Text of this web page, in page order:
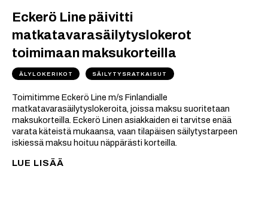
Eckerö Line päivitti
matkatavarasäilytyslokerot
toimimaan maksukorteilla
ÄLYLOKERIKOT SÄILYTYSRATKAISUT
Toimitimme Eckerö Line m/s Finlandialle
matkatavarasäilytyslokeroita, joissa maksu suoritetaan
maksukorteilla. Eckerö Linen asiakkaiden ei tarvitse enää
varata käteistä mukaansa, vaan tilapäisen säilytystarpeen
iskiessä maksu hoituu näppärästi korteilla.
LUE LISÄÄ